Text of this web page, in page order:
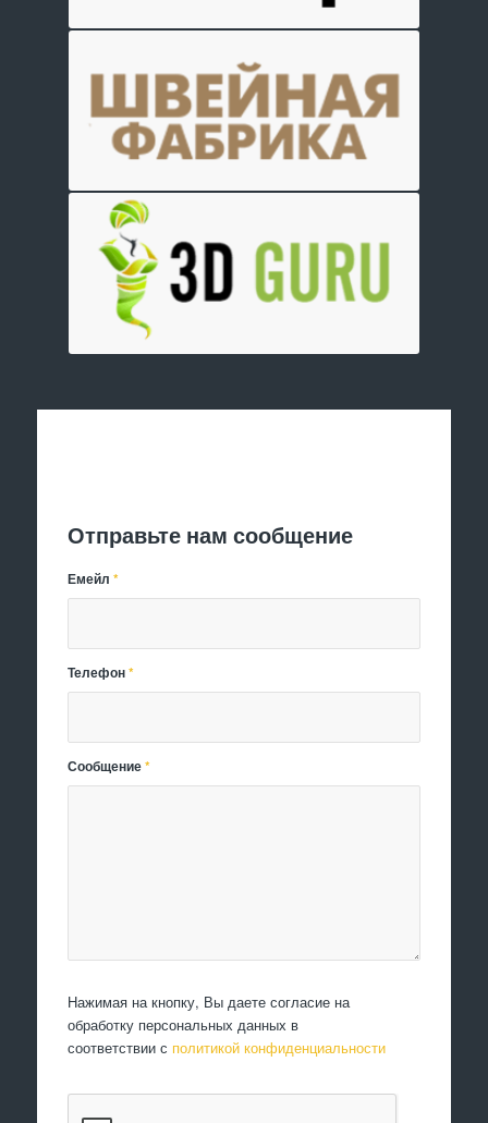
Отправьте нам сообщение
Емейл*
Телефон*
Сообщение*
Нажимая на кнопку, Вы даете согласие на
обработку персональных данных в
соответствии с политикой конфиденциальности